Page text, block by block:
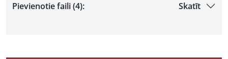
Pievienotie faili (4):
Skatīt